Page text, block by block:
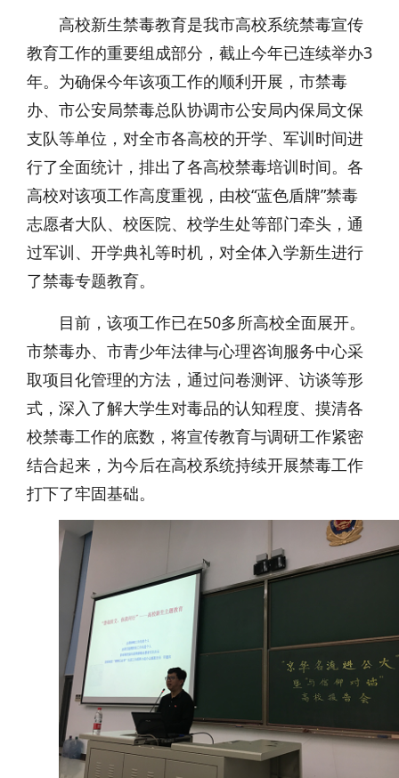
高校新生禁毒教育是我市高校系统禁毒宣传
教育工作的重要组成部分，截止今年已连续举办3
年。为确保今年该项工作的顺利开展，市禁毒
办、市公安局禁毒总队协调市公安局内保局文保
支队等单位，对全市各高校的开学、军训时间进
行了全面统计，排出了各高校禁毒培训时间。各
高校对该项工作高度重视，由校“蓝色盾牌”禁毒
志愿者大队、校医院、校学生处等部门牵头，通
过军训、开学典礼等时机，对全体入学新生进行
了禁毒专题教育。
目前，该项工作已在50多所高校全面展开。
市禁毒办、市青少年法律与心理咨询服务中心采
取项目化管理的方法，通过问卷测评、访谈等形
式，深入了解大学生对毒品的认知程度、摸清各
校禁毒工作的底数，将宣传教育与调研工作紧密
结合起来，为今后在高校系统持续开展禁毒工作
打下了牢固基础。